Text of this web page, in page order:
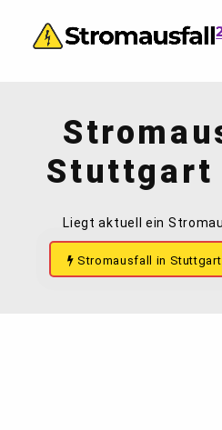
Stuttgart
Liegt aktuell ein
Stromausfall in